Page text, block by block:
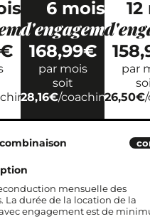
6 mois
d'engagement
168,99€
par mois
soit
28,16€/coaching*
par
26,50€
mensuelle des
La durée de la location de la
engagement est de